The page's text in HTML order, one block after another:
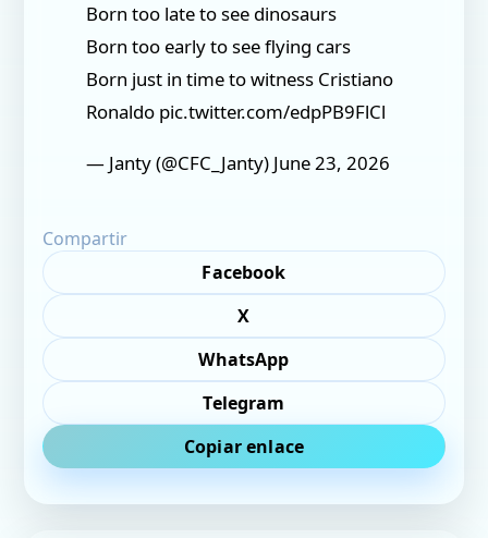
Born too late to see dinosaurs
Born too early to see flying cars
Born just in time to witness Cristiano
Ronaldo pic.twitter.com/edpPB9FlCl
— Janty (@CFC_Janty) June 23, 2026
Compartir
Facebook
X
WhatsApp
Telegram
Copiar enlace